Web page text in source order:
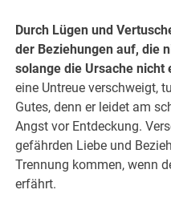
Durch Lügen und
der Beziehungen auf, die
solange die Ursache
eine Untreue verschweigt,
Gutes, denn er leidet am
Angst vor Entdeckung.
gefährden Liebe und
Trennung kommen, wenn
erfährt.